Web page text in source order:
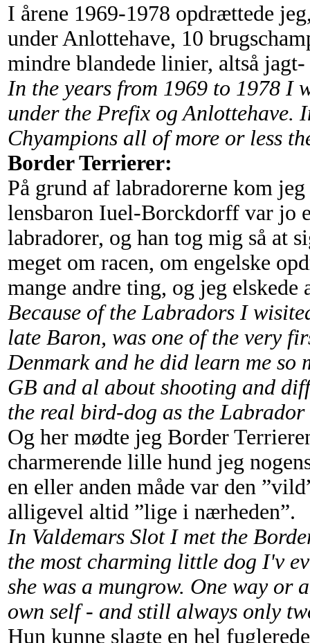
I årene 1969-1978 opdrættede
under Anlottehave, 10
mindre blandede linier, altså
In the years from 1969 to 1978 I
under the Prefix og Anlottehave.
Chyampions all of more or less
Border Terrierer:
På grund af labradorerne kom
lensbaron Iuel-Borckdorff var jo
labradorer, og han tog mig så at
meget om racen, om engelske
mange andre ting, og jeg elskede
Because of the Labradors I
late Baron, was one of the very
Denmark and he did learn me so
GB and al about shooting and
the real bird-dog as the
Og her mødte jeg Border
charmerende lille hund jeg
en eller anden måde var den
alligevel altid ”lige i nærheden”.
In Valdemars Slot I met the
the most charming little dog I'v
she was a mungrow. One way
own self - and still always only
Hun kunne slagte en hel